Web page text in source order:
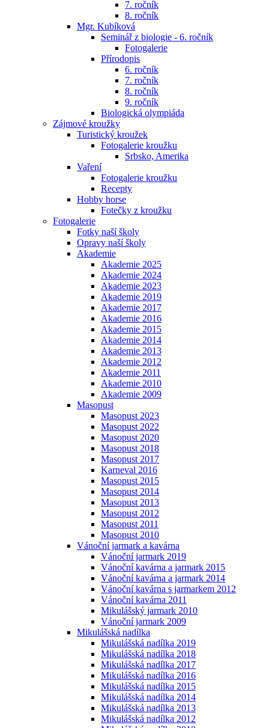
7. ročník
8. ročník
Mgr. Kubíková
Seminář z biologie - 6. ročník
Fotogalerie
Přírodopis
6. ročník
7. ročník
8. ročník
9. ročník
Biologická olympiáda
Zájmové kroužky
Turistický kroužek
Fotogalerie kroužku
Srbsko, Amerika
Vaření
Fotogalerie kroužku
Recepty
Hobby horse
Fotečky z kroužku
Fotogalerie
Fotky naší školy
Opravy naší školy
Akademie
Akademie 2025
Akademie 2024
Akademie 2023
Akademie 2019
Akademie 2017
Akademie 2016
Akademie 2015
Akademie 2014
Akademie 2013
Akademie 2012
Akademie 2011
Akademie 2010
Akademie 2009
Masopust
Masopust 2023
Masopust 2022
Masopust 2020
Masopust 2018
Masopust 2017
Karneval 2016
Masopust 2015
Masopust 2014
Masopust 2013
Masopust 2012
Masopust 2011
Masopust 2010
Vánoční jarmark a kavárna
Vánoční jarmark 2019
Vánoční kavárna a jarmark 2015
Vánoční kavárna a jarmark 2014
Vánoční kavárna s jarmarkem 2012
Vánoční kavárna 2011
Mikulášský jarmark 2010
Vánoční jarmark 2009
Mikulášská nadílka
Mikulášská nadílka 2019
Mikulášská nadílka 2018
Mikulášská nadílka 2017
Mikulášská nadílka 2016
Mikulášská nadílka 2015
Mikulášská nadílka 2014
Mikulášská nadílka 2013
Mikulášská nadílka 2012